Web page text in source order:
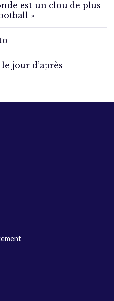
est un clou de plus
»
jour d’après